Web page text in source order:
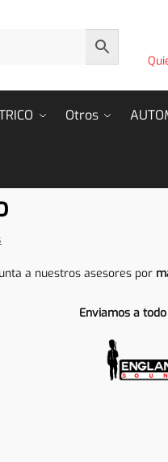
Otros
a nuestros asesores por
Enviamos a